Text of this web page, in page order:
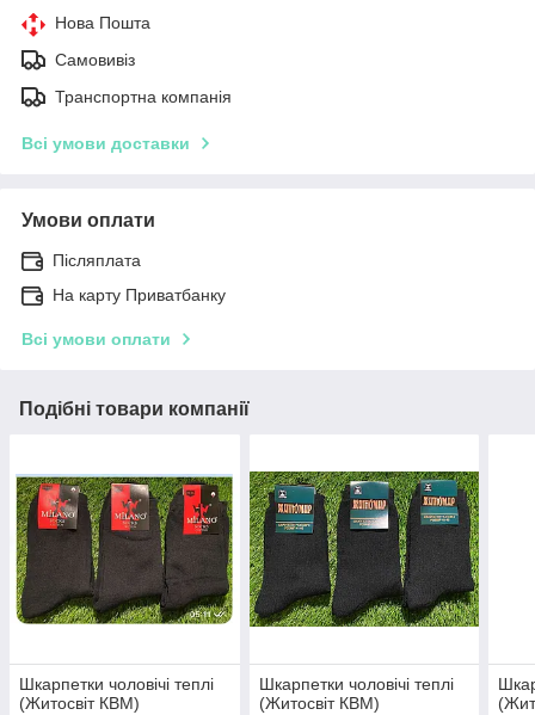
Нова Пошта
Самовивіз
Транспортна компанія
Всі умови доставки
Умови оплати
Післяплата
На карту Приватбанку
Всі умови оплати
Подібні товари компанії
Шкарпетки чоловічі теплі
(Житосвіт КВМ)
Шкарпетки чоловічі теплі
(Житосвіт КВМ)